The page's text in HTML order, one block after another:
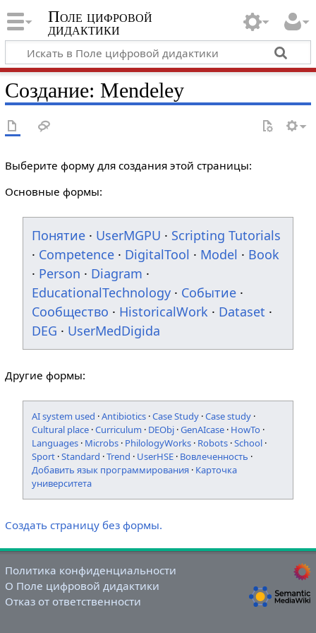
Поле цифровой
дидактики
Создание: Mendeley
Выберите форму для создания этой страницы:
Основные формы:
Понятие · UserMGPU · Scripting Tutorials
· Competence · DigitalTool · Model · Book
· Person · Diagram ·
EducationalTechnology · Событие ·
Сообщество · HistoricalWork · Dataset ·
DEG · UserMedDigida
Другие формы:
AI system used ·Antibiotics ·Case Study ·Case study ·
Cultural place ·Curriculum · DEObj ·GenAIcase · HowTo ·
Languages · Microbs · PhilologyWorks · Robots ·School ·
Sport ·Standard ·Trend · UserHSE · Вовлеченность ·
Добавить язык программирования · Карточка
университета
Создать страницу без формы.
Политика конфиденциальности
О Поле цифровой дидактики
Отказ от ответственности